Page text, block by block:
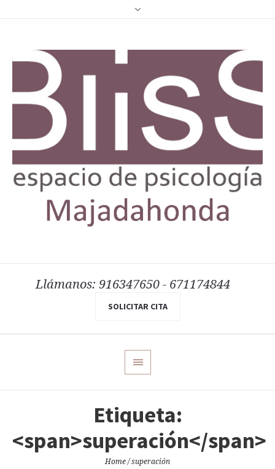
Llámanos: 916347650 - 671174844
SOLICITAR CITA
Etiqueta:
<span>superación</span>
Home /superación